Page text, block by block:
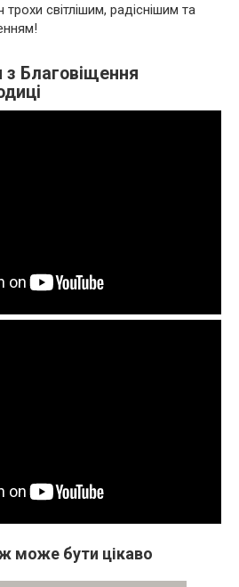
світлішим, радіснішим та
з Благовіщення
може бути цікаво